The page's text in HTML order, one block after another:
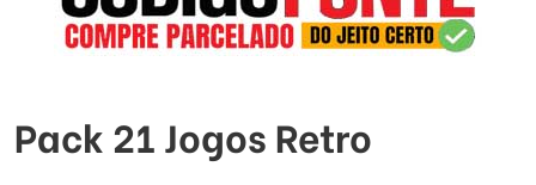
Pack 21 Jogos Retro